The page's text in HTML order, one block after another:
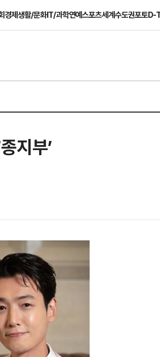
경제생활/문화IT/과학연예스포츠세계수도권포토D-
지부’